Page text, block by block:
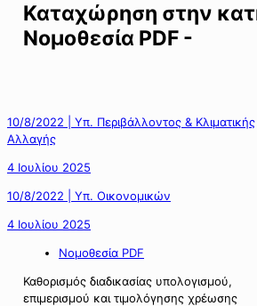
Καταχώρηση στην
Νομοθεσία PDF -
10/8/2022 | Υπ. Περιβάλλοντος & Κλιματικής
Αλλαγής
4 Ιουλίου 2025
10/8/2022 | Υπ. Οικονομικών
4 Ιουλίου 2025
Νομοθεσία PDF
Καθορισμός διαδικασίας υπολογισμού,
επιμερισμού και τιμολόγησης χρέωσης